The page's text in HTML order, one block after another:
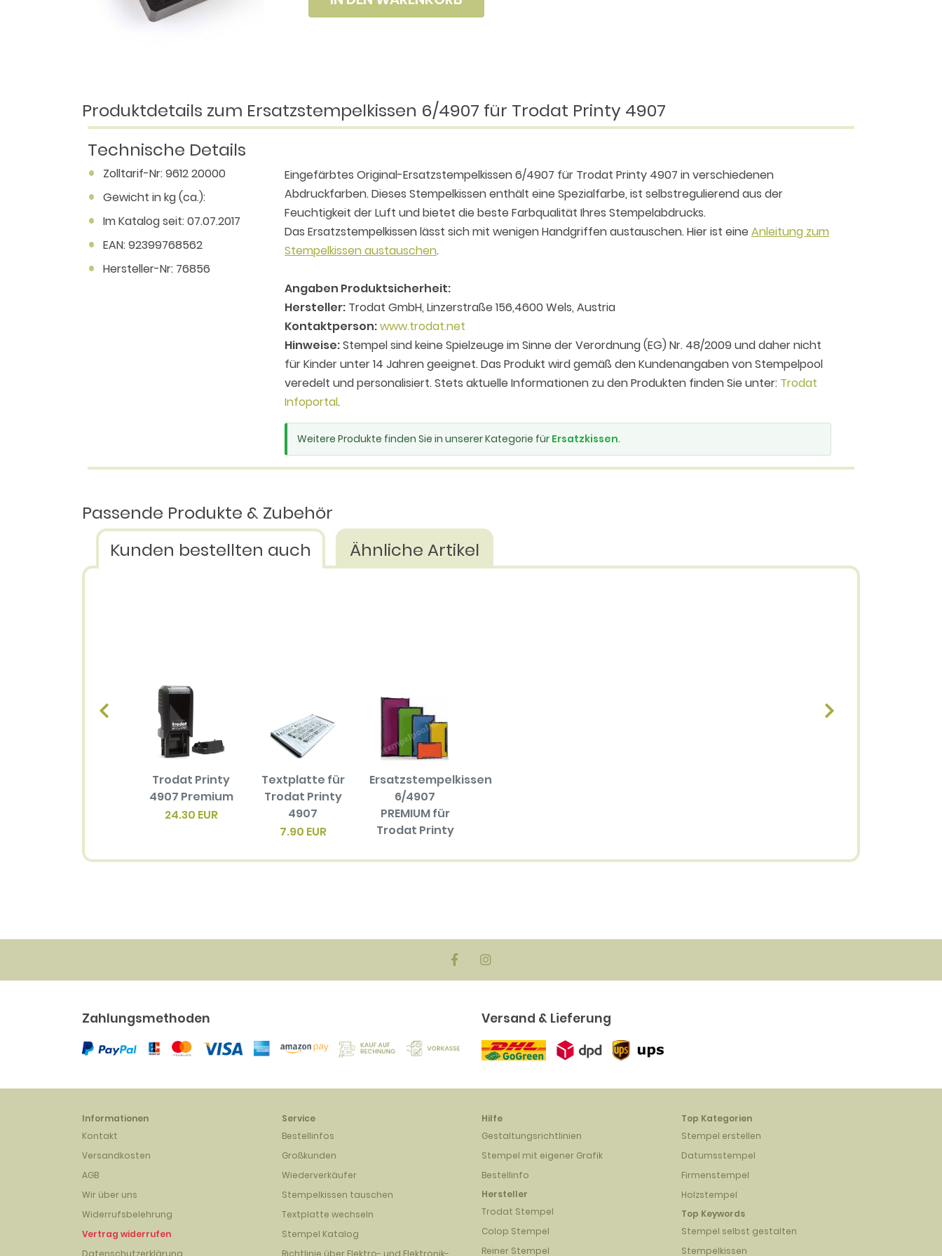
Produktdetails zum Ersatzstempelkissen 6/4907 für Trodat Printy 4907
Technische Details
Zolltarif-Nr: 9612 20000
Gewicht in kg (ca.):
Im Katalog seit: 07.07.2017
EAN: 92399768562
Hersteller-Nr: 76856
Eingefärbtes Original-Ersatzstempelkissen 6/4907 für Trodat Printy 4907 in verschiedenen
Abdruckfarben. Dieses Stempelkissen enthält eine Spezialfarbe, ist selbstregulierend aus der
Feuchtigkeit der Luft und bietet die beste Farbqualität Ihres Stempelabdrucks.
Das Ersatzstempelkissen lässt sich mit wenigen Handgriffen austauschen. Hier ist eine Anleitung zum
Stempelkissen austauschen.
Angaben Produktsicherheit:
Hersteller: Trodat GmbH, Linzerstraße 156,4600 Wels, Austria
Kontaktperson:www.trodat.net
Hinweise:Stempel sind keine Spielzeuge im Sinne der Verordnung (EG) Nr. 48/2009 und daher nicht
für Kinder unter 14 Jahren geeignet. Das Produkt wird gemäß den Kundenangaben von Stempelpool
veredelt und personalisiert. Stets aktuelle Informationen zu den Produkten finden Sie unter: Trodat
Infoportal.
Weitere Produkte finden Sie in unserer Kategorie für Ersatzkissen.
Passende Produkte & Zubehör
Kunden bestellten auch
Ähnliche Artikel
Trodat Printy
4907 Premium
24.30 EUR
Textplatte für
Trodat Printy
4907
7.90 EUR
Ersatzstempelkissen
6/4907
PREMIUM für
Trodat Printy
10.20 EUR
Zahlungsmethoden Versand & Lieferung
Informationen
Kontakt
Versandkosten
AGB
Wir über uns
Widerrufsbelehrung
Vertrag widerrufen
Datenschutzerklärung
Service
Bestellinfos
Großkunden
Wiederverkäufer
Stempelkissen tauschen
Textplatte wechseln
Stempel Katalog
Richtlinie über Elektro- und Elektronik-
Hilfe
Gestaltungsrichtlinien
Stempel mit eigener Grafik
Bestellinfo
Hersteller
Trodat Stempel
Colop Stempel
Reiner Stempel
Top Kategorien
Stempel erstellen
Datumsstempel
Firmenstempel
Holzstempel
Top Keywords
Stempel selbst gestalten
Stempelkissen